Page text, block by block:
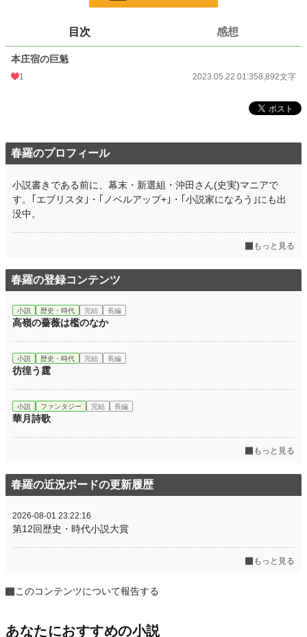
0 pt
文字数 8,892
更新日時
週間ポイント 21 pt (62,459 位)
年間ポイント 63 pt (152,240 位)
累計ポイント
目次 感想
本庄宿の巨魁
1 2023.05.22 01:358,892文字
春羅のプロフィール
小説書きである前に、幕末・新選組・沖田さん(史実)マニアで
す。｢エブリスタ｣・｢ノベルアップ+｣・｢小説家になろう｣にも出
没中。
もっと見る
春羅の登録コンテンツ
小説 歴史・時代 完結 長編
高嶺の薔薇は檻のなか
小説 歴史・時代 完結 長編
彷徨う霆
小説 ファンタジー 完結 長編
華月詩歌
もっと見る
春羅の近況ボードの更新履歴
2026-08-01 23:22:16
第12回歴史・時代小説大賞
もっと見る
このコンテンツについて報告する
あなたにおすすめの小説